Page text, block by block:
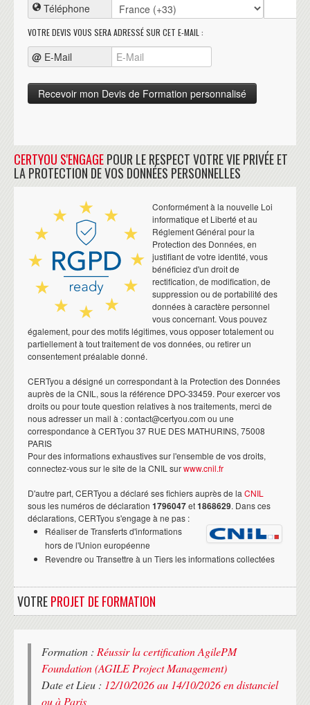
Téléphone
VOTRE DEVIS VOUS SERA ADRESSÉ SUR CET E-MAIL :
@ E-Mail
CERTYOU S'ENGAGEPOUR LE RESPECT VOTRE VIE PRIVÉE ET
LA PROTECTION DE VOS DONNÉES PERSONNELLES
Conformément à la nouvelle Loi
informatique et Liberté et au
Réglement Général pour la
Protection des Données, en
justifiant de votre identité, vous
bénéficiez d'un droit de
rectification, de modification, de
suppression ou de portabilité des
données à caractère personnel
vous concernant. Vous pouvez
également, pour des motifs légitimes, vous opposer totalement ou
partiellement à tout traitement de vos données, ou retirer un
consentement préalable donné.
CERTyou a désigné un correspondant à la Protection des Données
auprès de la CNIL, sous la référence DPO-33459. Pour exercer vos
droits ou pour toute question relatives à nos traitements, merci de
nous adresser un mail à : contact@certyou.com ou une
correspondance à CERTyou 37 RUE DES MATHURINS, 75008
PARIS
Pour des informations exhaustives sur l'ensemble de vos droits,
connectez-vous sur le site de la CNIL surwww.cnil.fr
D'autre part, CERTyou a déclaré ses fichiers auprès de la CNIL
sous les numéros de déclaration 1796047et1868629. Dans ces
déclarations, CERTyou s'engage à ne pas :
Réaliser de Transferts d'informations
hors de l'Union européenne
Revendre ou Transettre à un Tiers les informations collectées
VOTREPROJET DE FORMATION
Formation : Réussir la certification AgilePM
Foundation (AGILE Project Management)
Date et Lieu : 12/10/2026 au 14/10/2026 en distanciel
ou à Paris